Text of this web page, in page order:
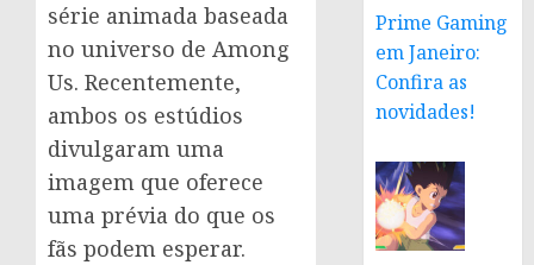
série animada baseada
no universo de Among
Us. Recentemente,
ambos os estúdios
divulgaram uma
imagem que oferece
uma prévia do que os
fãs podem esperar.
Prime Gaming
em Janeiro:
Confira as
novidades!